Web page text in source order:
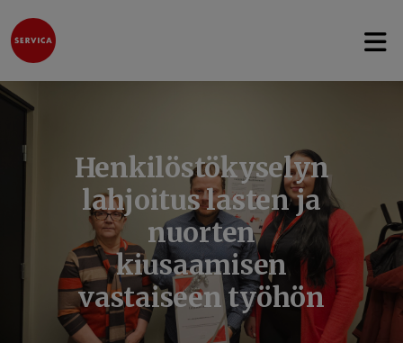
Hyppää sisältöön
Avaa
Henkilöstökyselyn
lahjoitus lasten ja
nuorten
kiusaamisen
vastaiseen työhön